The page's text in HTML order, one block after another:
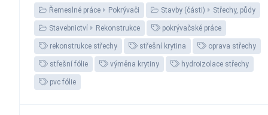
Řemeslné práce Pokrývači Stavby (části) Střechy, půdy
Stavebnictví Rekonstrukce pokrývačské práce
rekonstrukce střechy střešní krytina oprava střechy
střešní fólie výměna krytiny hydroizolace střechy
pvc fólie